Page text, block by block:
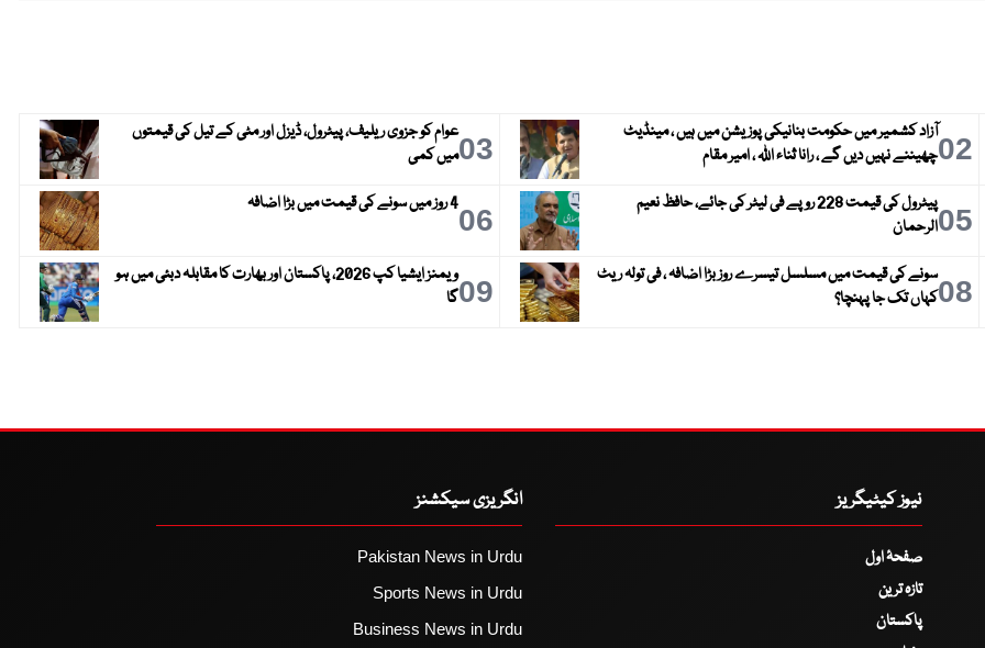
02آزاد کشمیر میں حکومت بنانیکی پوزیشن میں ہیں ، مینڈیٹ
چھیننے نہیں دیں گے ، رانا ثناء اللہ ، امیر مقام
03عوام کو جزوی ریلیف، پیٹرول، ڈیزل اور مٹی کے تیل کی قیمتوں
میں کمی
05
پیٹرول کی قیمت 228 روپے فی لیٹر کی جائے، حافظ نعیم
الرحمان
064 روز میں سونے کی قیمت میں بڑا اضافہ
08سونے کی قیمت میں مسلسل تیسرے روز بڑا اضافہ ، فی تولہ ریٹ
کہاں تک جا پہنچا؟
09
ویمنز ایشیا کپ 2026، پاکستان اور بھارت کا مقابلہ دبئی میں ہو
گا
نیوز کیٹیگریز
صفحۂ اول
تازہ ترین
پاکستان
انگریزی سیکشنز
Pakistan News in Urdu
Sports News in Urdu
Business News in Urdu